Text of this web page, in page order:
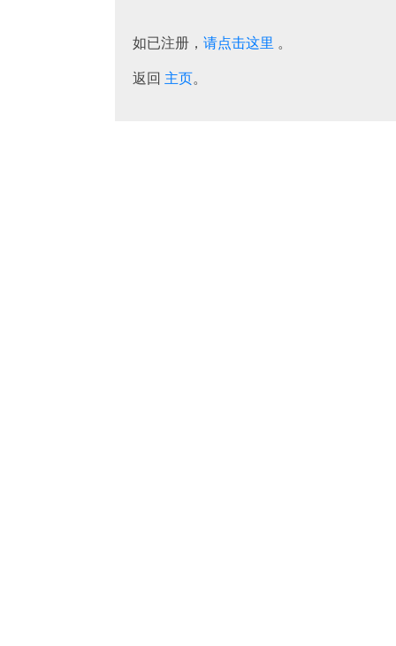
如已注册， 请点击这里 。
返回 主页。